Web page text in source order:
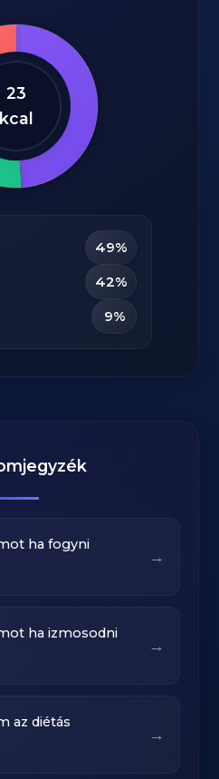
23
kcal
49%
42%
9%
ha fogyni
→
ha izmosodni
→
az diétás
→